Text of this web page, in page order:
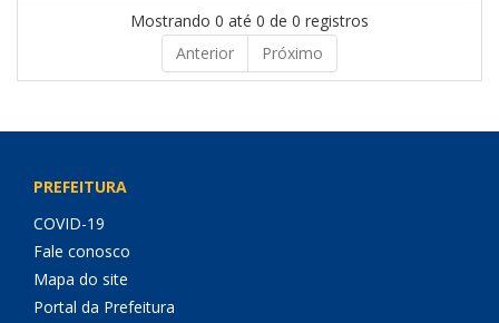
Mostrando 0 até 0 de 0 registros
Anterior
Próximo
PREFEITURA
COVID-19
Fale conosco
Mapa do site
Portal da Prefeitura